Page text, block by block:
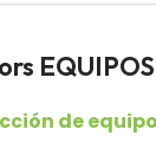
de